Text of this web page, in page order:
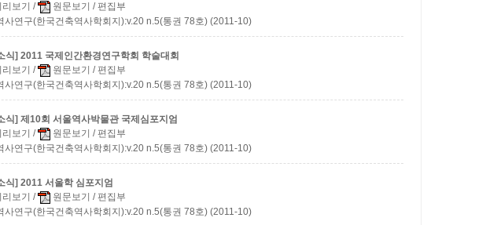
리보기 / 원문보기 / 편집부
사연구(한국건축역사학회지):v.20 n.5(통권 78호) (2011-10)
식] 2011 국제인간환경연구학회 학술대회
리보기 / 원문보기 / 편집부
사연구(한국건축역사학회지):v.20 n.5(통권 78호) (2011-10)
식] 제10회 서울역사박물관 국제심포지엄
리보기 / 원문보기 / 편집부
사연구(한국건축역사학회지):v.20 n.5(통권 78호) (2011-10)
식] 2011 서울학 심포지엄
리보기 / 원문보기 / 편집부
사연구(한국건축역사학회지):v.20 n.5(통권 78호) (2011-10)